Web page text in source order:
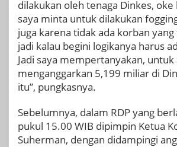
dilakukan oleh tenaga Dinkes, oke
saya minta untuk dilakukan
juga karena tidak ada korban
jadi kalau begini logikanya harus
Jadi saya mempertanyakan, untuk
menganggarkan 5,199 miliar di
itu”, pungkasnya.
Sebelumnya, dalam RDP yang
pukul 15.00 WIB dipimpin Ketua
Suherman, dengan didampingi